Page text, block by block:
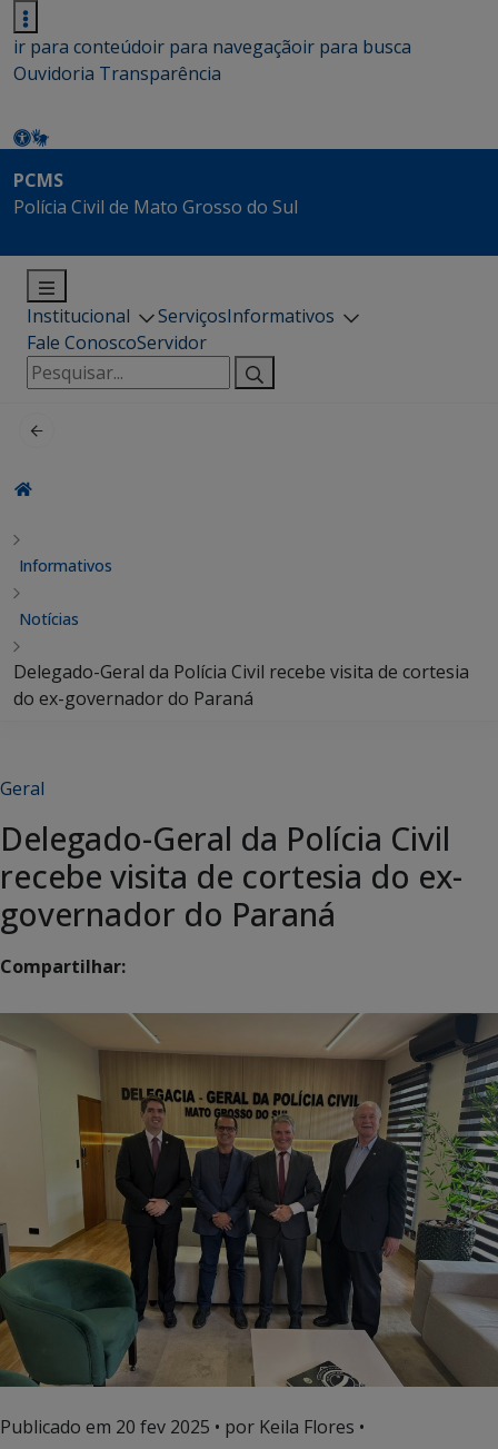
ir para conteúdoir para navegaçãoir para busca
Ouvidoria Transparência
PCMS
Polícia Civil de Mato Grosso do Sul
Institucional ServiçosInformativos
Fale ConoscoServidor
Pesquisar
por:
Informativos
Notícias
Delegado-Geral da Polícia Civil recebe visita de cortesia
do ex-governador do Paraná
Geral
Delegado-Geral da Polícia Civil
recebe visita de cortesia do ex-
governador do Paraná
Compartilhar:
Publicado em 20 fev 2025 • por Keila Flores •